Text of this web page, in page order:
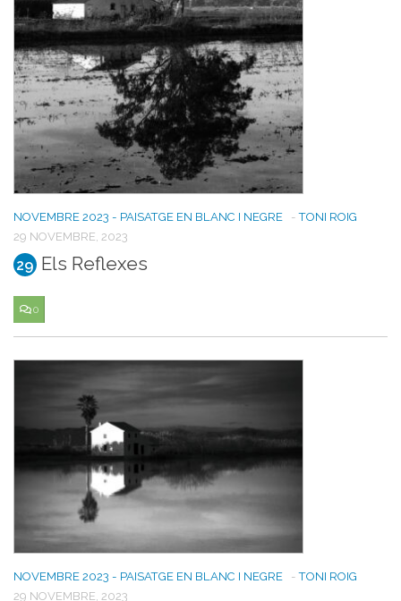
-TONI ROIG
NOVEMBRE 2023 - PAISATGE EN BLANC I NEGRE
29 NOVEMBRE, 2023
29 Els Reflexes
0
-TONI ROIG
NOVEMBRE 2023 - PAISATGE EN BLANC I NEGRE
29 NOVEMBRE, 2023